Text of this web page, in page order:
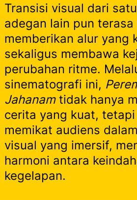
Transisi visual dari
adegan lain pun terasa
memberikan alur yang
sekaligus membawa
perubahan ritme.
sinematografi ini,
Jahanamtidak hanya
cerita yang kuat,
memikat audiens
visual yang imersif,
harmoni antara
kegelapan.